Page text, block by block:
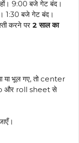
9:00 बजे गेट बंद।
1:30 बजे गेट बंद।
करने पर 2 साल का
या भूल गए, तो center
और roll sheet से